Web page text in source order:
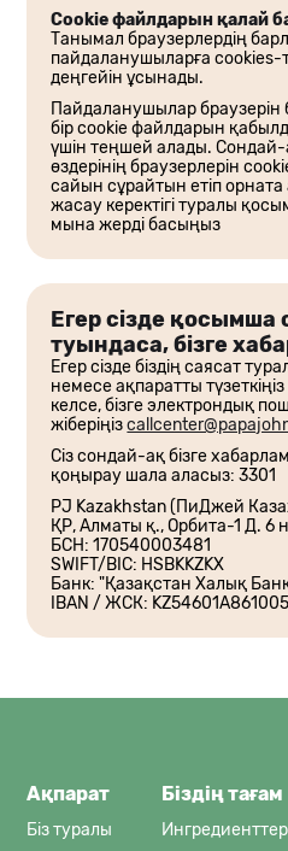
Cookie файлдарын қалай
Танымал браузерлердің
пайдаланушыларға cookies-
деңгейін ұсынады.
Пайдаланушылар браузерін
бір cookie файлдарын
үшін теңшей алады.
өздерінің браузерлерін
сайын сұрайтын етіп
жасау керектігі туралы
мына жерді басыңыз
Егер сізде қосымша
туындаса, бізге
Егер сізде біздің саясат
немесе ақпаратты
келсе, бізге электрондық
жіберіңіз
Сіз сондай-ақ бізге
қоңырау шала аласыз: 3301
PJ Kazakhstan (ПиДжей
ҚР, Алматы қ., Орбита-1 Д. 6
БСН: 170540003481
SWIFT/BIC: HSBKKZKX
Банк: "Қазақстан Халық
IBAN / ЖСК:
Ақпарат
Біз туралы
Біздің тағам
Ингредиенттер